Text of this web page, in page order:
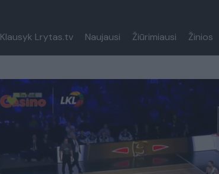
Klausyk Lrytas.tv Naujausi Žiūrimiausi Žinios
Paremkite Ukrainą